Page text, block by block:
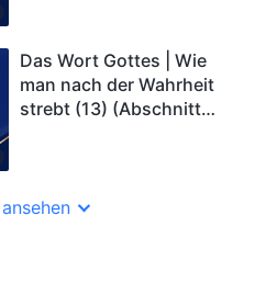
Das Wort Gottes | Wie
man nach der Wahrheit
strebt (13) (Abschnitt